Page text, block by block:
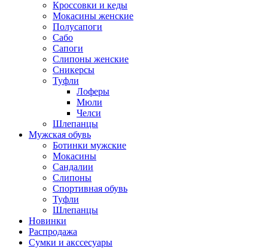
Кроссовки и кеды
Мокасины женские
Полусапоги
Сабо
Сапоги
Слипоны женские
Сникерсы
Туфли
Лоферы
Мюли
Челси
Шлепанцы
Мужская обувь
Ботинки мужские
Мокасины
Сандалии
Слипоны
Спортивная обувь
Туфли
Шлепанцы
Новинки
Распродажа
Сумки и акссесуары